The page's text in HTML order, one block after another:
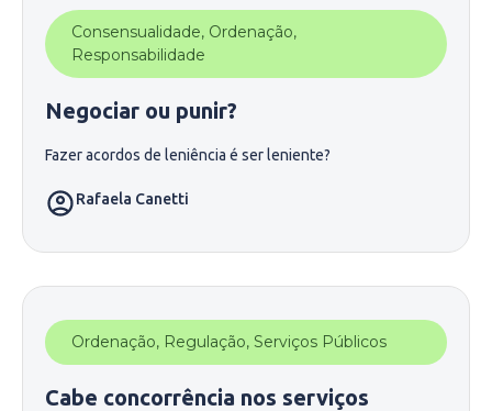
Consensualidade, Ordenação,
Responsabilidade
Negociar ou punir?
Fazer acordos de leniência é ser leniente?
Rafaela Canetti
Ordenação, Regulação, Serviços Públicos
Cabe concorrência nos serviços